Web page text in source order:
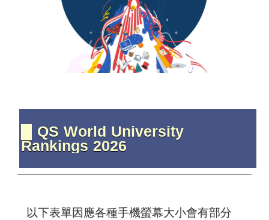
▉ QS World University
Rankings 2026
以下表單因應各種手機螢幕大小會有部分